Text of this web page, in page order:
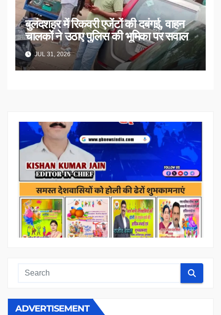
बुलंदशहर में रिकवरी एजेंटों की दबंगई, वाहन
चालकों ने उठाए पुलिस की भूमिका पर सवाल
JUL 31, 2026
ADVERTISEMENT